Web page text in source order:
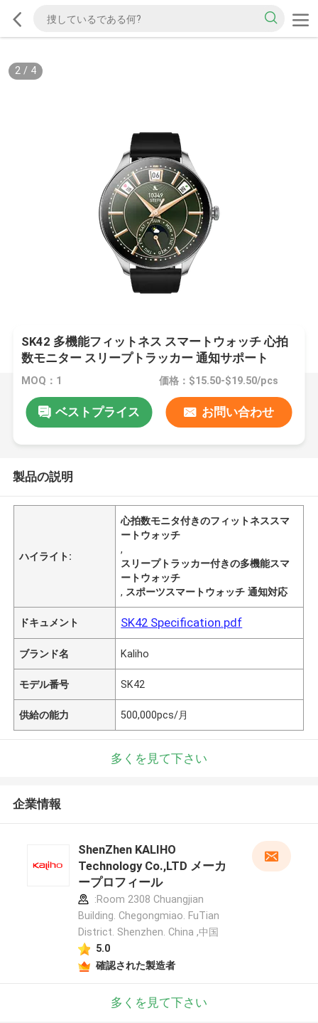
2/ 4
SK42 多機能フィットネス スマートウォッチ 心拍
数モニター スリープトラッカー 通知サポート
MOQ：1 価格：$15.50-$19.50/pcs
ベストプライス お問い合わせ
製品の説明
ハイライト:
心拍数モニタ付きのフィットネススマ
ートウォッチ
,
スリープトラッカー付きの多機能スマ
ートウォッチ
, スポーツスマートウォッチ 通知対応
ドキュメント SK42 Specification.pdf
ブランド名 Kaliho
モデル番号 SK42
供給の能力 500,000pcs/月
多くを見て下さい
企業情報
ShenZhen KALIHO
Technology Co.,LTD メーカ
ープロフィール
:Room 2308 Chuangjian
Building. Chegongmiao. FuTian
District. Shenzhen. China ,中国
5.0
確認された製造者
多くを見て下さい